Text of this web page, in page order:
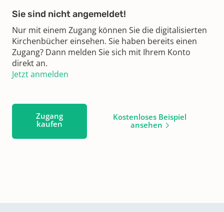
Sie sind nicht angemeldet!
Nur mit einem Zugang können Sie die digitalisierten
Kirchenbücher einsehen. Sie haben bereits einen
Zugang? Dann melden Sie sich mit Ihrem Konto
direkt an.
Jetzt anmelden
Zugang
kaufen
Kostenloses Beispiel
ansehen